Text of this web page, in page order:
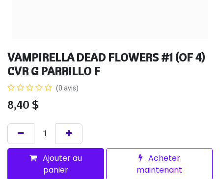
VAMPIRELLA DEAD FLOWERS #1 (OF 4)
CVR G PARRILLO F
(0 avis)
8,40 $
Ajouter au
panier
Acheter
maintenant